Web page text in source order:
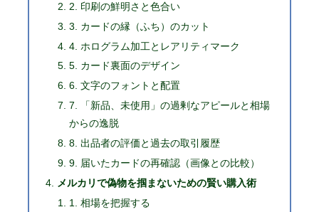
2. 印刷の鮮明さと色合い
3. カードの縁（ふち）のカット
4. ホログラム加工とレアリティマーク
5. カード裏面のデザイン
6. 文字のフォントと配置
7. 「新品、未使用」の過剰なアピールと相場
からの逸脱
8. 出品者の評価と過去の取引履歴
9. 届いたカードの再確認（画像との比較）
メルカリで偽物を掴まないための賢い購入術
1. 相場を把握する